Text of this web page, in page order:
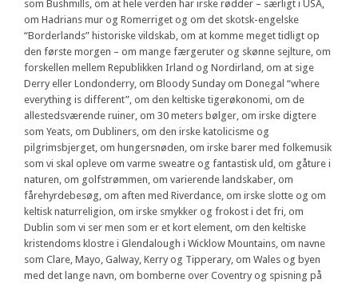
som Bushmills, om at hele verden har irske rødder – særligt i USA,
om Hadrians mur og Romerriget og om det skotsk-engelske
“Borderlands” historiske vildskab, om at komme meget tidligt op
den første morgen – om mange færgeruter og skønne sejlture, om
forskellen mellem Republikken Irland og Nordirland, om at sige
Derry eller Londonderry, om Bloody Sunday om Donegal “where
everything is different”, om den keltiske tigerøkonomi, om de
allestedsværende ruiner, om 30 meters bølger, om irske digtere
som Yeats, om Dubliners, om den irske katolicisme og
pilgrimsbjerget, om hungersnøden, om irske barer med folkemusik
som vi skal opleve om varme sweatre og fantastisk uld, om gåture i
naturen, om golfstrømmen, om varierende landskaber, om
fårehyrdebesøg, om aften med Riverdance, om irske slotte og om
keltisk naturreligion, om irske smykker og frokost i det fri, om
Dublin som vi ser men som er et kort element, om den keltiske
kristendoms klostre i Glendalough i Wicklow Mountains, om navne
som Clare, Mayo, Galway, Kerry og Tipperary, om Wales og byen
med det lange navn, om bomberne over Coventry og spisning på